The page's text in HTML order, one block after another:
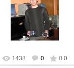
В нашем городе это что-то
Верд решил с ними
сфотографироваться.
ezooculteric
1438 0 0.0